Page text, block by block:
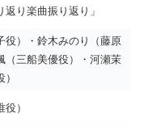
返り楽曲振り返り」
役）・鈴木みのり（藤原
（三船美優役）・河瀬茉
）